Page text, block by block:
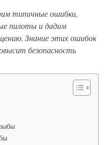
типичные ошибки,
пилоты и дадим
Знание этих ошибок
безопасность